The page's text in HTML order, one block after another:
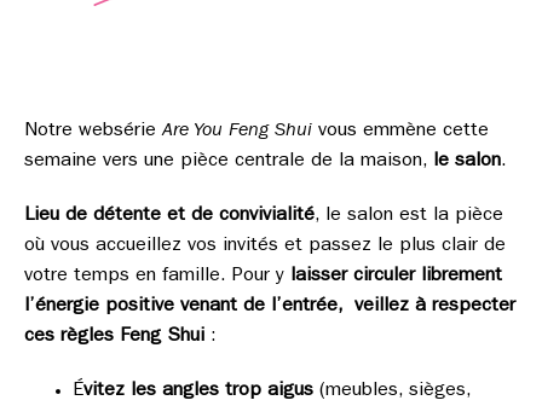
Notre websérieAre You Feng Shui vous emmène cette
semaine vers une pièce centrale de la maison, le salon.
Lieu de détente et de convivialité, le salon est la pièce
où vous accueillez vos invités et passez le plus clair de
votre temps en famille. Pour y laisser circuler librement
l’énergie positive venant de l’entrée, veillez à respecter
ces règles Feng Shui :
Évitez les angles trop aigus (meubles, sièges,